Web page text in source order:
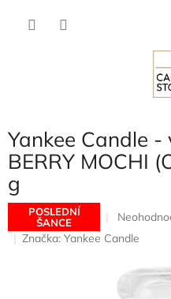
Yankee Candle
BERRY MOCHI
g
POSLEDNÍ
ŠANCE
Průměrné
hodnocení
produktu
0,0
z
Značka: Yankee Candle